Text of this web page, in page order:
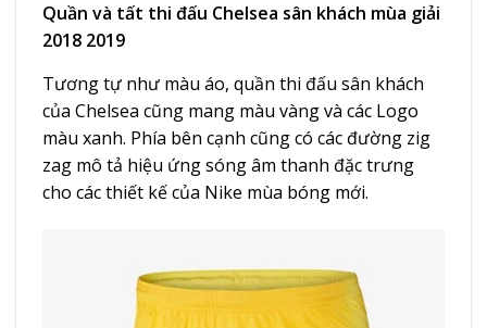
Quần và tất thi đấu Chelsea sân khách mùa giải
2018 2019
Tương tự như màu áo, quần thi đấu sân khách
của Chelsea cũng mang màu vàng và các Logo
màu xanh. Phía bên cạnh cũng có các đường zig
zag mô tả hiệu ứng sóng âm thanh đặc trưng
cho các thiết kế của Nike mùa bóng mới.